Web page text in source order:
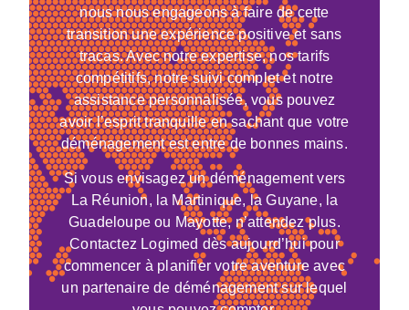
nous nous engageons à faire de cette
transition une expérience positive et sans
tracas. Avec notre expertise, nos tarifs
compétitifs, notre suivi complet et notre
assistance personnalisée, vous pouvez
avoir l’esprit tranquille en sachant que votre
déménagement est entre de bonnes mains.
Si vous envisagez un déménagement vers
La Réunion, la Martinique, la Guyane, la
Guadeloupe ou Mayotte, n’attendez plus.
Contactez Logimed dès aujourd’hui pour
commencer à planifier votre aventure avec
un partenaire de déménagement sur lequel